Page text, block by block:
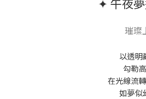
璀璨
以透明
勾勒
在光線流
如夢似